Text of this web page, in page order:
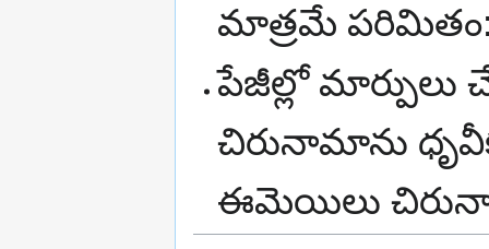
మాత్రమే
పేజీల్లో
చిరునామాను
ఈమెయిలు